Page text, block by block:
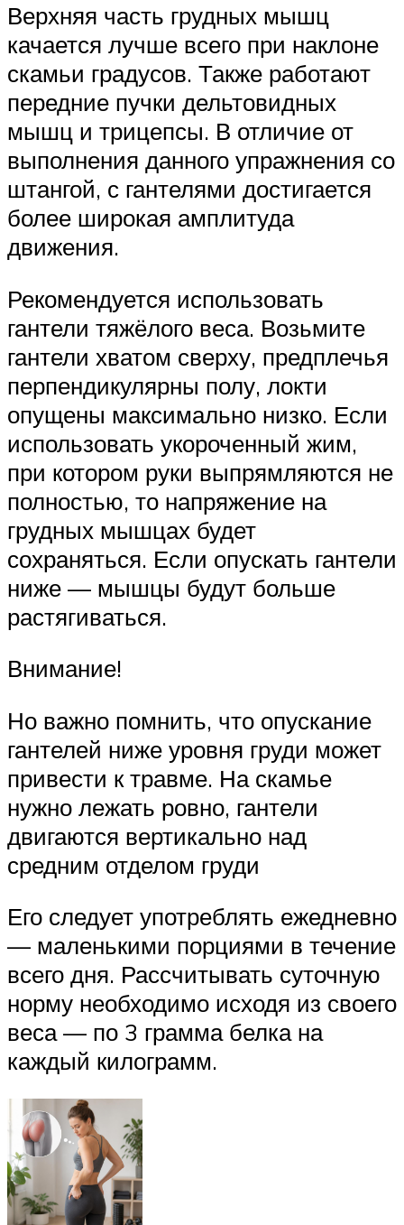
Верхняя часть грудных мышц
качается лучше всего при наклоне
скамьи градусов. Также работают
передние пучки дельтовидных
мышц и трицепсы. В отличие от
выполнения данного упражнения со
штангой, с гантелями достигается
более широкая амплитуда
движения.
Рекомендуется использовать
гантели тяжёлого веса. Возьмите
гантели хватом сверху, предплечья
перпендикулярны полу, локти
опущены максимально низко. Если
использовать укороченный жим,
при котором руки выпрямляются не
полностью, то напряжение на
грудных мышцах будет
сохраняться. Если опускать гантели
ниже — мышцы будут больше
растягиваться.
Внимание!
Но важно помнить, что опускание
гантелей ниже уровня груди может
привести к травме. На скамье
нужно лежать ровно, гантели
двигаются вертикально над
средним отделом груди
Его следует употреблять ежедневно
— маленькими порциями в течение
всего дня. Рассчитывать суточную
норму необходимо исходя из своего
веса — по 3 грамма белка на
каждый килограмм.